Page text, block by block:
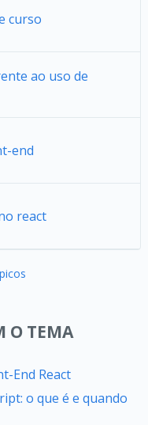
curso
ao uso de
end
react
O TEMA
End React
o que é e quando